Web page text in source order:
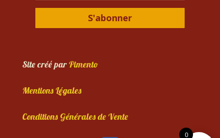
S'abonner
Site créé parPimento
Mentions Légales
Conditions Générales de Vente
0